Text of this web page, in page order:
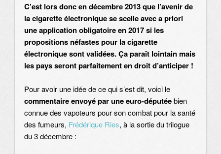
C’est lors donc en décembre 2013 que l’avenir de
la cigarette électronique se scelle avec a priori
une application obligatoire en 2017si les
propositions néfastes pour la cigarette
électronique sont validées. Ça paraît lointain mais
les pays seront parfaitement en droit d’anticiper !
Pour avoir une idée de ce qui s’est dit, voici le
commentaire envoyé par une euro-députéebien
connue des vapoteurs pour son combat pour la santé
des fumeurs, Frédérique Ries, à la sortie du trilogue
du 3 décembre :